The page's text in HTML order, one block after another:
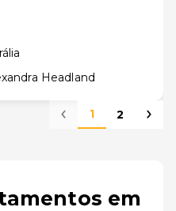
Headland
1 2
em